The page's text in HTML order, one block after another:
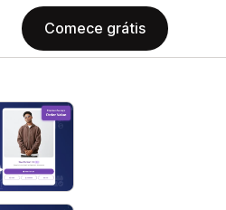
Comece grátis